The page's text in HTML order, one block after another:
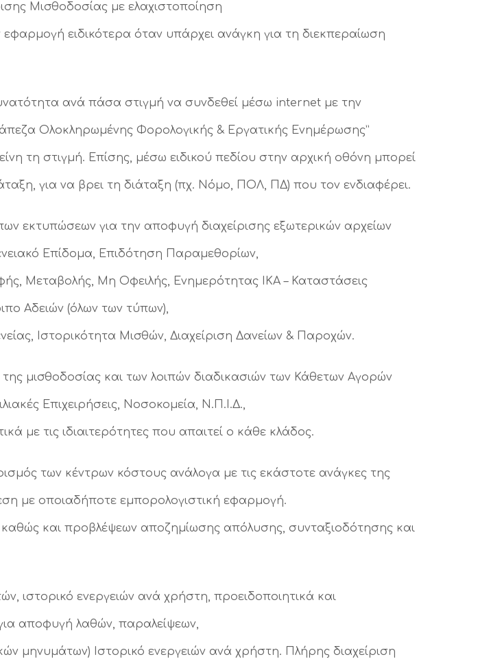
Μισθοδοσίας με ελαχιστοποίηση
ειδικότερα όταν υπάρχει ανάγκη για τη διεκπεραίωση
ανά πάσα στιγμή να συνδεθεί μέσω internet με την
Ολοκληρωμένης Φορολογικής & Εργατικής Ενημέρωσης”
τη στιγμή. Επίσης, μέσω ειδικού πεδίου στην αρχική οθόνη μπορεί
για να βρει τη διάταξη (πχ. Νόμο, ΠΟΛ, ΠΔ) που τον ενδιαφέρει.
εκτυπώσεων για την αποφυγή διαχείρισης εξωτερικών αρχείων
Επίδομα, Επιδότηση Παραμεθορίων,
Μεταβολής, Μη Οφειλής, Ενημερότητας ΙΚΑ – Καταστάσεις
Αδειών (όλων των τύπων),
Ιστορικότητα Μισθών, Διαχείριση Δανείων & Παροχών.
μισθοδοσίας και των λοιπών διαδικασιών των Κάθετων Αγορών
Επιχειρήσεις, Νοσοκομεία, Ν.Π.Ι.Δ.,
με τις ιδιαιτερότητες που απαιτεί ο κάθε κλάδος.
των κέντρων κόστους ανάλογα με τις εκάστοτε ανάγκες της
με οποιαδήποτε εμπορολογιστική εφαρμογή.
και προβλέψεων αποζημίωσης απόλυσης, συνταξιοδότησης και
ιστορικό ενεργειών ανά χρήστη, προειδοποιητικά και
αποφυγή λαθών, παραλείψεων,
μηνυμάτων) Ιστορικό ενεργειών ανά χρήστη. Πλήρης διαχείριση